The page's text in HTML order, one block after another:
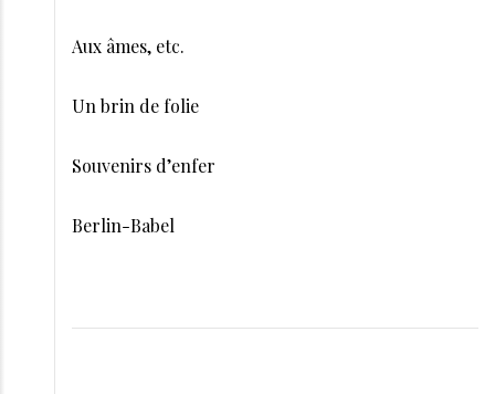
Aux âmes, etc.
Un brin de folie
Souvenirs d’enfer
Berlin-Babel